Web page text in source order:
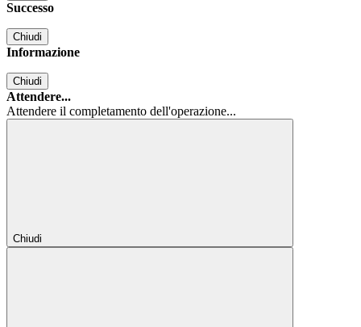
Successo
Chiudi
Informazione
Chiudi
Attendere...
Attendere il completamento dell'operazione...
Chiudi